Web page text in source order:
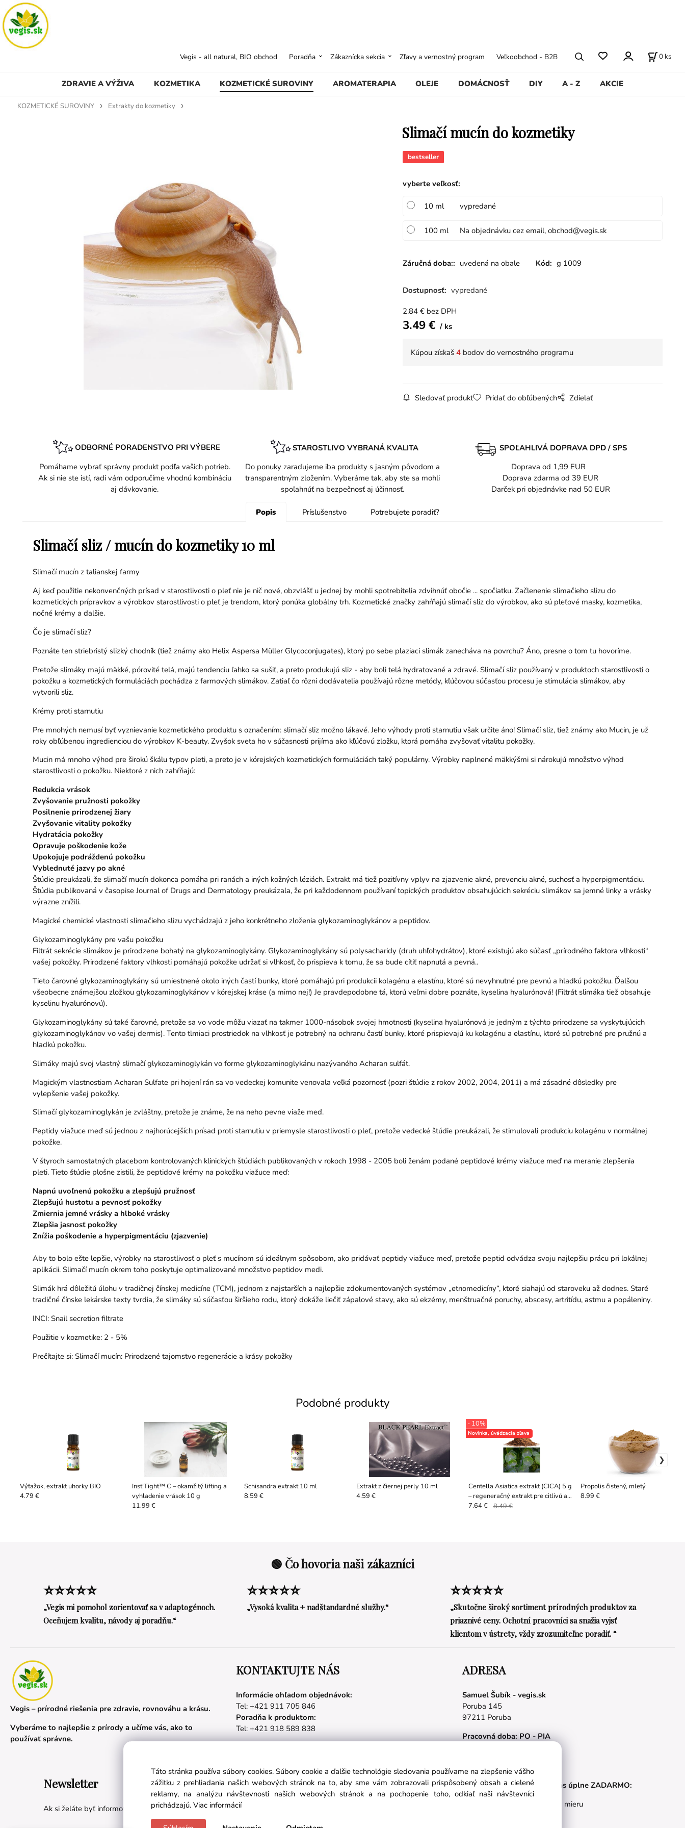
ZDRAVIE A VÝŽIVA KOZMETIKA KOZMETICKÉ SUROVINY AROMATERAPIA OLEJE DOMÁCNOSŤ DIY A - Z AKCIE
Vegis - all natural, BIO obchod Poradňa Zákaznícka sekcia Zľavy a vernostný program Veľkoobchod - B2B 0 ks
KOZMETICKÉ SUROVINY Extrakty do kozmetiky
Slimačí mucín do kozmetiky
bestseller
vyberte veľkosť:
10 ml vypredané
100 ml Na objednávku cez email, obchod@vegis.sk
Záručná doba:: uvedená na obale Kód: g 1009
Dostupnosť: vypredané
2.84€ bez DPH
3.49€ ks
Kúpou získaš 4bodov do vernostného programu
Sledovať produkt Pridať do obľúbených Zdielať
ODBORNÉ PORADENSTVO PRI VÝBERE
Pomáhame vybrať správny produkt podľa vašich potrieb.
Ak si nie ste istí, radi vám odporučíme vhodnú kombináciu
aj dávkovanie.
STAROSTLIVO VYBRANÁ KVALITA
Do ponuky zaraďujeme iba produkty s jasným pôvodom a
transparentným zložením. Vyberáme tak, aby ste sa mohli
spoľahnúť na bezpečnosť aj účinnosť.
SPOĽAHLIVÁ DOPRAVA DPD / SPS
Doprava od 1,99 EUR
Doprava zdarma od 39 EUR
Darček pri objednávke nad 50 EUR
Popis Príslušenstvo Potrebujete poradiť?
Slimačí sliz / mucín do kozmetiky 10 ml
Slimačí mucín z talianskej farmy
Aj keď použitie nekonvenčných prísad v starostlivosti o pleť nie je nič nové, obzvlášť u jednej by mohli spotrebitelia zdvihnúť obočie ... spočiatku. Začlenenie slimačieho slizu do
kozmetických prípravkov a výrobkov starostlivosti o pleť je trendom, ktorý ponúka globálny trh. Kozmetické značky zahŕňajú slimačí sliz do výrobkov, ako sú pleťové masky, kozmetika,
nočné krémy a ďalšie.
Čo je slimačí sliz?
Poznáte ten striebristý slizký chodník (tiež známy ako Helix Aspersa Müller Glycoconjugates), ktorý po sebe plaziaci slimák zanecháva na povrchu? Áno, presne o tom tu hovoríme.
Pretože slimáky majú mäkké, pórovité telá, majú tendenciu ľahko sa sušiť, a preto produkujú sliz - aby boli telá hydratované a zdravé. Slimačí sliz používaný v produktoch starostlivosti o
pokožku a kozmetických formuláciách pochádza z farmových slimákov. Zatiaľ čo rôzni dodávatelia používajú rôzne metódy, kľúčovou súčasťou procesu je stimulácia slimákov, aby
vytvorili sliz.
Krémy proti starnutiu
Pre mnohých nemusí byť vyznievanie kozmetického produktu s označením: slimačí sliz možno lákavé. Jeho výhody proti starnutiu však určite áno! Slimačí sliz, tiež známy ako Mucin, je už
roky obľúbenou ingredienciou do výrobkov K-beauty. Zvyšok sveta ho v súčasnosti prijíma ako kľúčovú zložku, ktorá pomáha zvyšovať vitalitu pokožky.
Mucin má mnoho výhod pre širokú škálu typov pleti, a preto je v kórejských kozmetických formuláciách taký populárny. Výrobky naplnené mäkkýšmi si nárokujú množstvo výhod
starostlivosti o pokožku. Niektoré z nich zahŕňajú:
Redukcia vrások
Zvyšovanie pružnosti pokožky
Posilnenie prirodzenej žiary
Zvyšovanie vitality pokožky
Hydratácia pokožky
Opravuje poškodenie kože
Upokojuje podráždenú pokožku
Vyblednuté jazvy po akné
Štúdie preukázali, že slimačí mucín dokonca pomáha pri ranách a iných kožných léziách. Extrakt má tiež pozitívny vplyv na zjazvenie akné, prevenciu akné, suchosť a hyperpigmentáciu.
Štúdia publikovaná v časopise Journal of Drugs and Dermatology preukázala, že pri každodennom používaní topických produktov obsahujúcich sekréciu slimákov sa jemné linky a vrásky
výrazne znížili.
Magické chemické vlastnosti slimačieho slizu vychádzajú z jeho konkrétneho zloženia glykozaminoglykánov a peptidov.
Glykozaminoglykány pre vašu pokožku
Filtrát sekrécie slimákov je prirodzene bohatý na glykozaminoglykány. Glykozaminoglykány sú polysacharidy (druh uhľohydrátov), ​​ktoré existujú ako súčasť „prírodného faktora vlhkosti“
vašej pokožky. Prirodzené faktory vlhkosti pomáhajú pokožke udržať si vlhkosť, čo prispieva k tomu, že sa bude cítiť napnutá a pevná..
Tieto čarovné glykozaminoglykány sú umiestnené okolo iných častí bunky, ktoré pomáhajú pri produkcii kolagénu a elastínu, ktoré sú nevyhnutné pre pevnú a hladkú pokožku. Ďalšou
všeobecne známejšou zložkou glykozaminoglykánov v kórejskej kráse (a mimo nej!) Je pravdepodobne tá, ktorú veľmi dobre poznáte, kyselina hyalurónová! (Filtrát slimáka tiež obsahuje
kyselinu hyalurónovú).
Glykozaminoglykány sú také čarovné, pretože sa vo vode môžu viazať na takmer 1000-násobok svojej hmotnosti (kyselina hyalurónová je jedným z týchto prirodzene sa vyskytujúcich
glykozaminoglykánov vo vašej dermis). Tento tlmiaci prostriedok na vlhkosť je potrebný na ochranu častí bunky, ktoré prispievajú ku kolagénu a elastínu, ktoré sú potrebné pre pružnú a
hladkú pokožku.
Slimáky majú svoj vlastný slimačí glykozaminoglykán vo forme glykozaminoglykánu nazývaného Acharan sulfát.
Magickým vlastnostiam Acharan Sulfate pri hojení rán sa vo vedeckej komunite venovala veľká pozornosť (pozri štúdie z rokov 2002, 2004, 2011) a má zásadné dôsledky pre
vylepšenie vašej pokožky.
Slimačí glykozaminoglykán je zvláštny, pretože je známe, že na neho pevne viaže meď.
Peptidy viažuce meď sú jednou z najhorúcejších prísad proti starnutiu v priemysle starostlivosti o pleť, pretože vedecké štúdie preukázali, že stimulovali produkciu kolagénu v normálnej
pokožke.
V štyroch samostatných placebom kontrolovaných klinických štúdiách publikovaných v rokoch 1998 - 2005 boli ženám podané peptidové krémy viažuce meď na meranie zlepšenia
pleti. Tieto štúdie plošne zistili, že peptidové krémy na pokožku viažuce meď:
Napnú uvoľnenú pokožku a zlepšujú pružnosť
Zlepšujú hustotu a pevnosť pokožky
Zmiernia jemné vrásky a hlboké vrásky
Zlepšia jasnosť pokožky
Znížia poškodenie a hyperpigmentáciu (zjazvenie)
Aby to bolo ešte lepšie, výrobky na starostlivosť o pleť s mucínom sú ideálnym spôsobom, ako pridávať peptidy viažuce meď, pretože peptid odvádza svoju najlepšiu prácu pri lokálnej
aplikácii. Slimačí mucín okrem toho poskytuje optimalizované množstvo peptidov medi.
Slimák hrá dôležitú úlohu v tradičnej čínskej medicíne (TCM), jednom z najstarších a najlepšie zdokumentovaných systémov „etnomedicíny“, ktoré siahajú od staroveku až dodnes. Staré
tradičné čínske lekárske texty tvrdia, že slimáky sú súčasťou širšieho rodu, ktorý dokáže liečiť zápalové stavy, ako sú ekzémy, menštruačné poruchy, abscesy, artritídu, astmu a popáleniny.
INCI: Snail secretion filtrate
Použitie v kozmetike: 2 - 5%
Prečítajte si: Slimačí mucín: Prirodzené tajomstvo regenerácie a krásy pokožky
Podobné produkty
Výťažok, extrakt uhorky BIO
4.79 €
Inst’Tight™ C – okamžitý lifting a
vyhladenie vrások 10 g
11.99 €
Schisandra extrakt 10 ml
8.59 €
Extrakt z čiernej perly 10 ml
4.59 €
Centella Asiatica extrakt (CICA) 5 g
– regeneračný extrakt pre citlivú a
zrelú pleť
Novinka, úvádzacia zľava
- 10%
7.64 € 8.49 €
Propolis čistený, mletý
8.99 €
🟢 Čo hovoria naši zákazníci
⭐⭐⭐⭐⭐
„Vegis mi pomohol zorientovať sa v adaptogénoch.
Oceňujem kvalitu, návody aj poradňu.“
⭐⭐⭐⭐⭐
„Vysoká kvalita + nadštandardné služby.“
⭐⭐⭐⭐⭐
„Skutočne široký sortiment prírodných produktov za
priaznivé ceny. Ochotní pracovníci sa snažia vyjsť
klientom v ústrety, vždy zrozumiteľne poradiť. “
Vegis – prírodné riešenia pre zdravie, rovnováhu a krásu.
Vyberáme to najlepšie z prírody a učíme vás, ako to
používať správne.
KONTAKTUJTE NÁS
Informácie ohľadom objednávok:
Tel: +421 911 705 846
Poradňa k produktom:
Tel: +421 918 589 838
ADRESA
Samuel Šubík - vegis.sk
Poruba 145
97211 Poruba
Pracovná doba: PO - PIA
Newsletter
Ak si želáte byť informovaní o novinkách a akciách, prihláste sa na odber noviniek:
Partnerské stránky
Naše appky pre vás úplne ZADARMO:
Tréningový plán na mieru
Táto stránka používa súbory cookies. Súbory cookie a ďalšie technológie sledovania používame na zlepšenie vášho
zážitku z prehliadania našich webových stránok na to, aby sme vám zobrazovali prispôsobený obsah a cielené
reklamy, na analýzu návštevnosti našich webových stránok a na pochopenie toho, odkiaľ naši návštevníci
prichádzajú. Viac informácií